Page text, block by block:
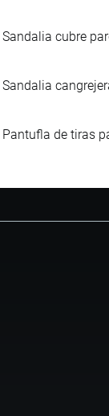
Sandalia cubre
Sandalia
Pantufla de tiras